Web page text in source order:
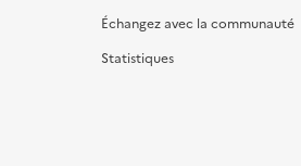
Échangez avec la communauté
Statistiques